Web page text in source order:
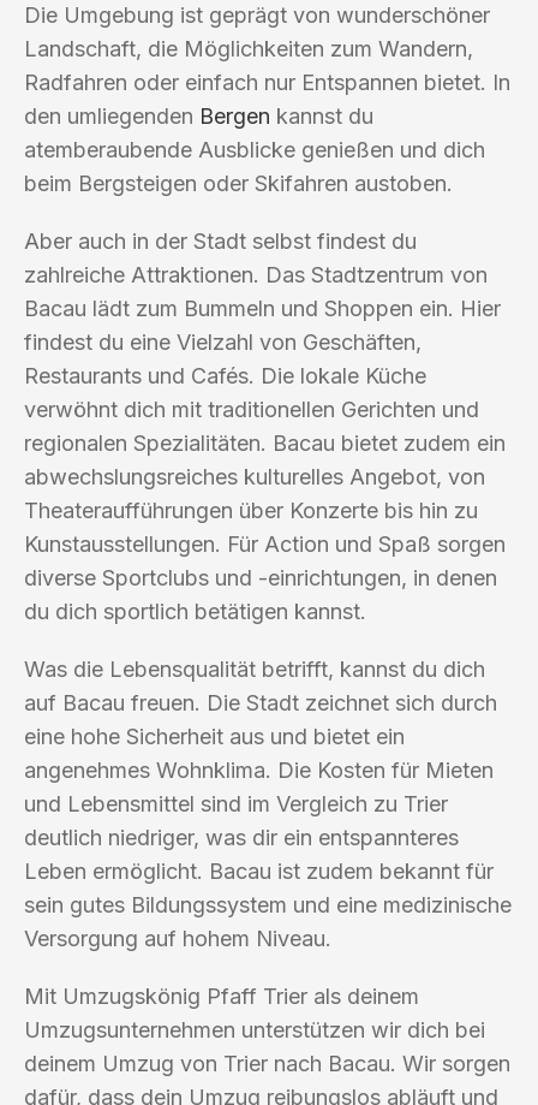
Die Umgebung ist geprägt von wunderschöner
Landschaft, die Möglichkeiten zum Wandern,
Radfahren oder einfach nur Entspannen bietet. In
den umliegenden Bergen kannst du
atemberaubende Ausblicke genießen und dich
beim Bergsteigen oder Skifahren austoben.
Aber auch in der Stadt selbst findest du
zahlreiche Attraktionen. Das Stadtzentrum von
Bacau lädt zum Bummeln und Shoppen ein. Hier
findest du eine Vielzahl von Geschäften,
Restaurants und Cafés. Die lokale Küche
verwöhnt dich mit traditionellen Gerichten und
regionalen Spezialitäten. Bacau bietet zudem ein
abwechslungsreiches kulturelles Angebot, von
Theateraufführungen über Konzerte bis hin zu
Kunstausstellungen. Für Action und Spaß sorgen
diverse Sportclubs und -einrichtungen, in denen
du dich sportlich betätigen kannst.
Was die Lebensqualität betrifft, kannst du dich
auf Bacau freuen. Die Stadt zeichnet sich durch
eine hohe Sicherheit aus und bietet ein
angenehmes Wohnklima. Die Kosten für Mieten
und Lebensmittel sind im Vergleich zu Trier
deutlich niedriger, was dir ein entspannteres
Leben ermöglicht. Bacau ist zudem bekannt für
sein gutes Bildungssystem und eine medizinische
Versorgung auf hohem Niveau.
Mit Umzugskönig Pfaff Trier als deinem
Umzugsunternehmen unterstützen wir dich bei
deinem Umzug von Trier nach Bacau. Wir sorgen
dafür, dass dein Umzug reibungslos abläuft und